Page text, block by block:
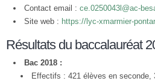
Contact email : ce.0250043l@ac-
Site web : https://lyc-xmarmier-
Résultats du baccalauréat
Bac 2018 :
Effectifs : 421 élèves en seconde,